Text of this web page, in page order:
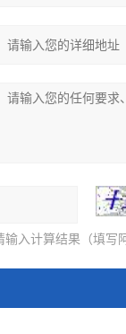
输入计算结果（填写